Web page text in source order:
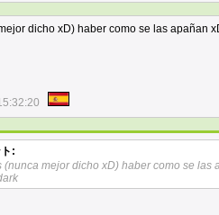
dicho xD) haber como se las apañan
:
(nunca mejor dicho xD) haber como se las